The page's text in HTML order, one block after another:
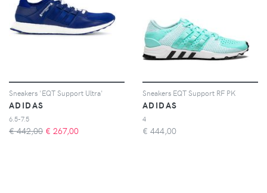
Sneakers 'EQT Support Ultra'
ADIDAS
6.5-7.5
€ 442,00 € 267,00
Sneakers EQT Support RF PK
ADIDAS
4
€ 444,00